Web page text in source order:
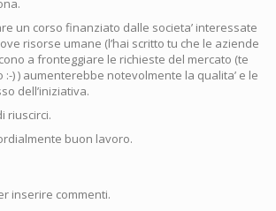
un corso finanziato dalle societa’ interessate
risorse umane (l’hai scritto tu che le aziende
a fronteggiare le richieste del mercato (te
:-) ) aumenterebbe notevolmente la qualita’ e le
dell’iniziativa.
riuscirci.
buon lavoro.
inserire commenti.